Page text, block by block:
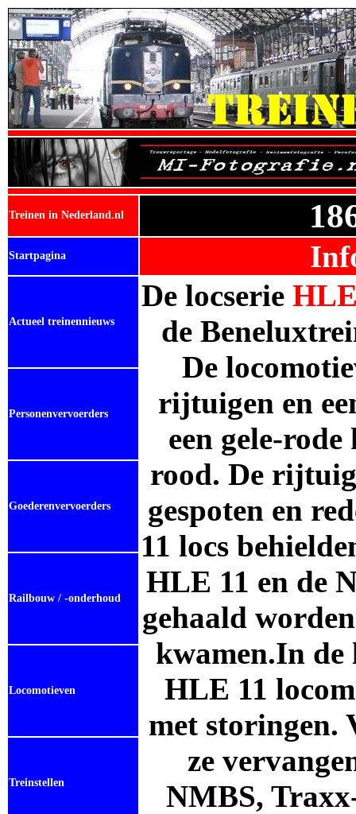
Treinen in Nederland.nl
Startpagina
Actueel treinennieuws
De locserie
de
De
rijtuigen en
een gele-
rood. De
gespoten en
11 locs
HLE 11 en de
gehaald
kwamen.In de
HLE 11
met storingen.
ze
NMBS,
Personenvervoerders
Goederenvervoerders
Railbouw / -onderhoud
Locomotieven
Treinstellen